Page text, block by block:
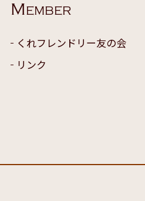
MEMBER
くれフレンドリー友の会
リンク